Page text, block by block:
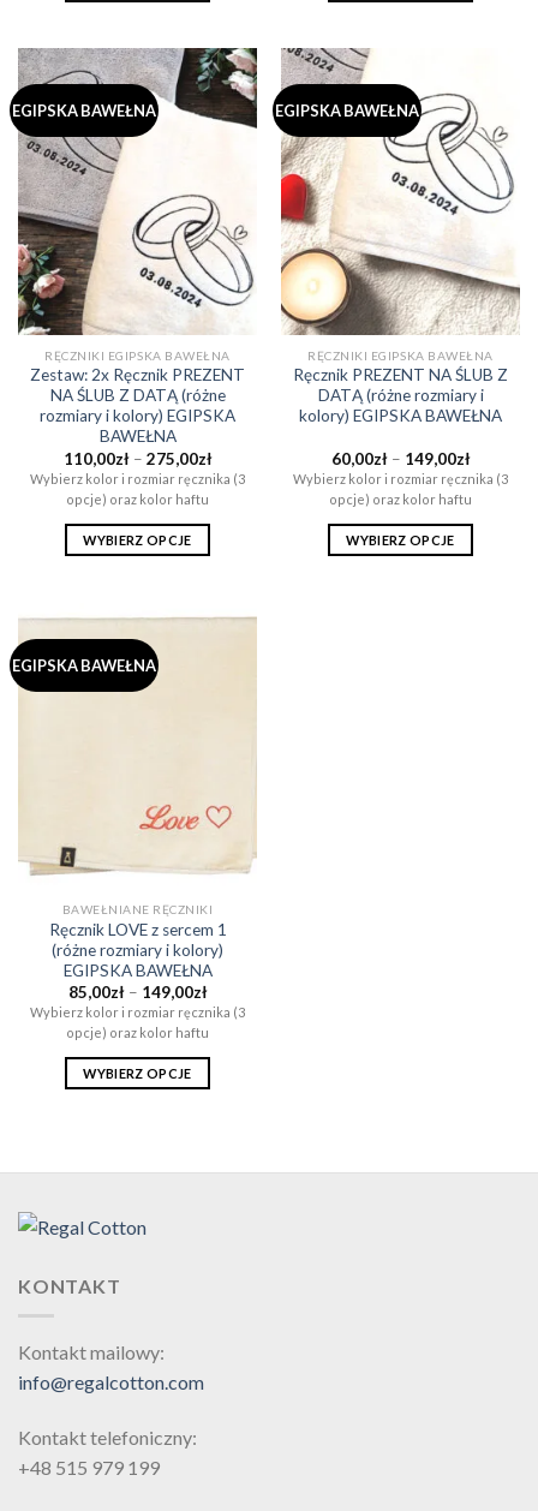
ma
wiele
wariantów.
Opcje
na
stronie
produktu
wiele
wariantów.
Opcje
można
wybrać
stronie
produktu
EGIPSKA BAWEŁNA
RĘCZNIKI EGIPSKA BAWEŁNA
Zestaw: 2x Ręcznik PREZENT
NA ŚLUB Z DATĄ (różne
rozmiary i kolory) EGIPSKA
BAWEŁNA
110,00zł – 275,00złZakres
cen:
od
Wybierz kolor i rozmiar ręcznika (3
opcje) oraz kolor haftu
WYBIERZ OPCJE
ma
wiele
wariantów.
Opcje
produktu
EGIPSKA BAWEŁNA
RĘCZNIKI EGIPSKA BAWEŁNA
Ręcznik PREZENT NA ŚLUB Z
DATĄ (różne rozmiary i
kolory) EGIPSKA BAWEŁNA
60,00zł – 149,00złZakres
cen:
od
60,00zł
do
Wybierz kolor i rozmiar ręcznika (3
opcje) oraz kolor haftu
WYBIERZ OPCJE
EGIPSKA BAWEŁNA
BAWEŁNIANE RĘCZNIKI
Ręcznik LOVE z sercem 1
(różne rozmiary i kolory)
EGIPSKA BAWEŁNA
85,00zł – 149,00złZakres
cen:
od
85,00zł
do
Wybierz kolor i rozmiar ręcznika (3
opcje) oraz kolor haftu
WYBIERZ OPCJE
wiele
Opcje
produktu
KONTAKT
Kontakt mailowy:
info@regalcotton.com
Kontakt telefoniczny:
+48 515 979 199